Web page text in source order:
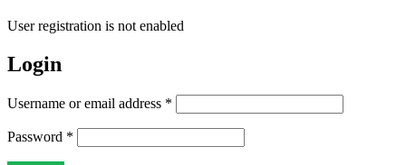
User registration is not enabled
Login
Username or email address *
Password *